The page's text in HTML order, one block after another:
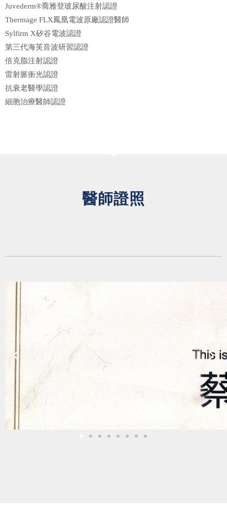
Juvederm®喬雅登玻尿酸注射認證
Thermage FLX鳳凰電波原廠認證醫師
Sylfirm X矽谷電波認證
第三代海芙音波研習認證
倍克脂注射認證
雷射脈衝光認證
抗衰老醫學認證
細胞治療醫師認證
醫師證照